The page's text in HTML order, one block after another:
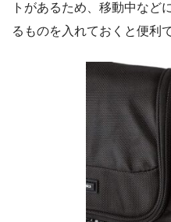
トがあるため、移動中など
るものを入れておくと便利